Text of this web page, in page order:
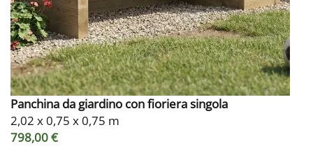
Panchina da giardino con fioriera singola
2,02 x 0,75 x 0,75 m
798,00 €